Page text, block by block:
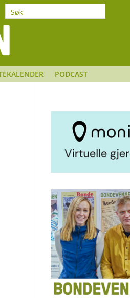
PODCAST